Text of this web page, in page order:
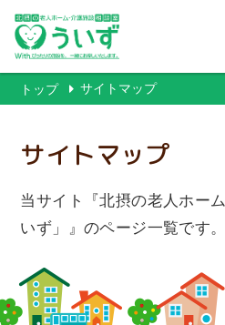
トップ サイトマップ
サイトマップ
当サイト『北摂の老人ホー
いず」』のページ一覧です。